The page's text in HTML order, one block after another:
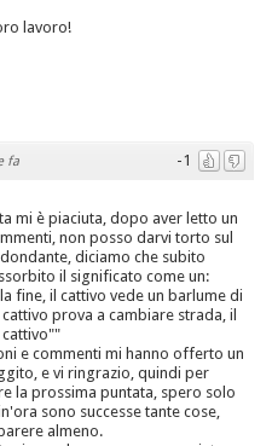
lavoro!
-1
fa
mi è piaciuta, dopo aver letto un
non posso darvi torto sul
diciamo che subito
il significato come un:
fine, il cattivo vede un barlume di
prova a cambiare strada, il
cattivo""
e commenti mi hanno offerto un
e vi ringrazio, quindi per
la prossima puntata, spero solo
sono successe tante cose,
almeno.